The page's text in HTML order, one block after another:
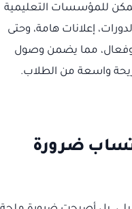
للمؤسسات التعليمية
إعلانات هامة، وحتى
مما يضمن وصول
واسعة من الطلاب.
ضرورة